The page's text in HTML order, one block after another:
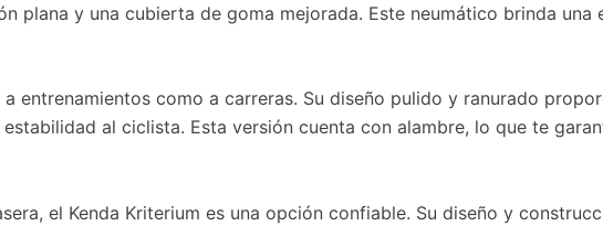
plana y una cubierta de goma mejorada. Este neumático brinda una
entrenamientos como a carreras. Su diseño pulido y ranurado
al ciclista. Esta versión cuenta con alambre, lo que te
el Kenda Kriterium es una opción confiable. Su diseño y